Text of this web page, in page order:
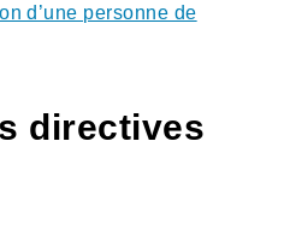
d’une personne de
directives